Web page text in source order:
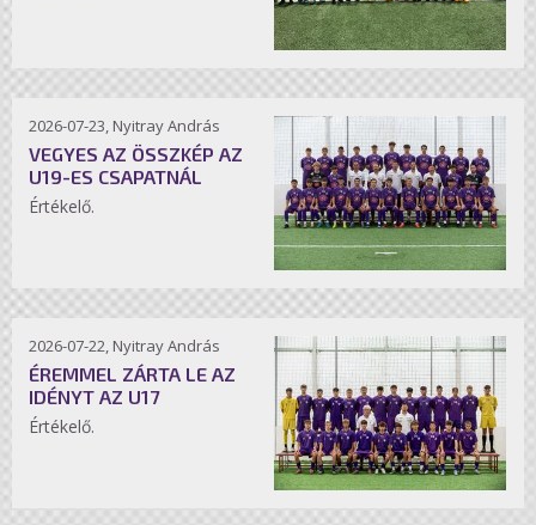
2026-07-23, Nyitray András
VEGYES AZ ÖSSZKÉP AZ
U19-ES CSAPATNÁL
Értékelő.
2026-07-22, Nyitray András
ÉREMMEL ZÁRTA LE AZ
IDÉNYT AZ U17
Értékelő.